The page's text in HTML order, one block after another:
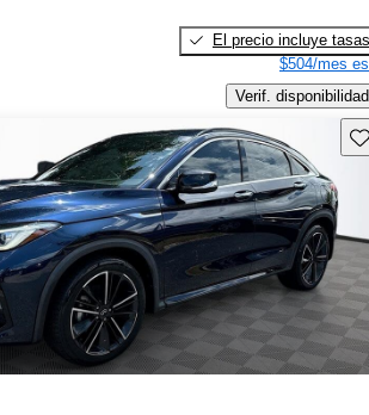
El precio incluye tasas
$504/mes
Verif. disponibilidad